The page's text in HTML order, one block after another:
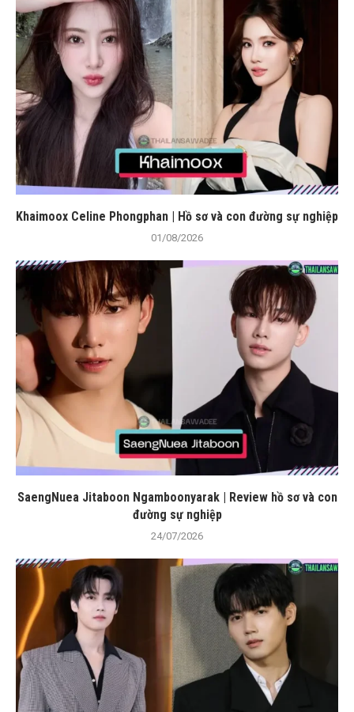
Khaimoox Celine Phongphan | Hồ sơ và con đường sự nghiệp
01/08/2026
SaengNuea Jitaboon Ngamboonyarak | Review hồ sơ và con
đường sự nghiệp
24/07/2026